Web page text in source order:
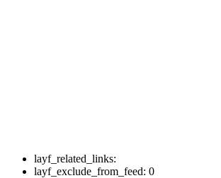
layf_related_links:
layf_exclude_from_feed: 0